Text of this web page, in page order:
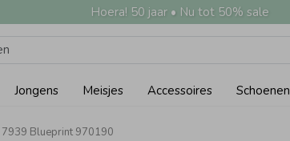
Hoera! 50 jaar • Nu tot 50% sale
Jongens Meisjes Accessoires Schoenen
7939 Blueprint 970190